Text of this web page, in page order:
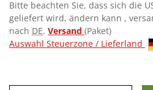
Bitte beachten Sie, dass sich die
geliefert wird, ändern kann ,
nach DE. Versand (Paket)
Auswahl Steuerzone / Lieferland